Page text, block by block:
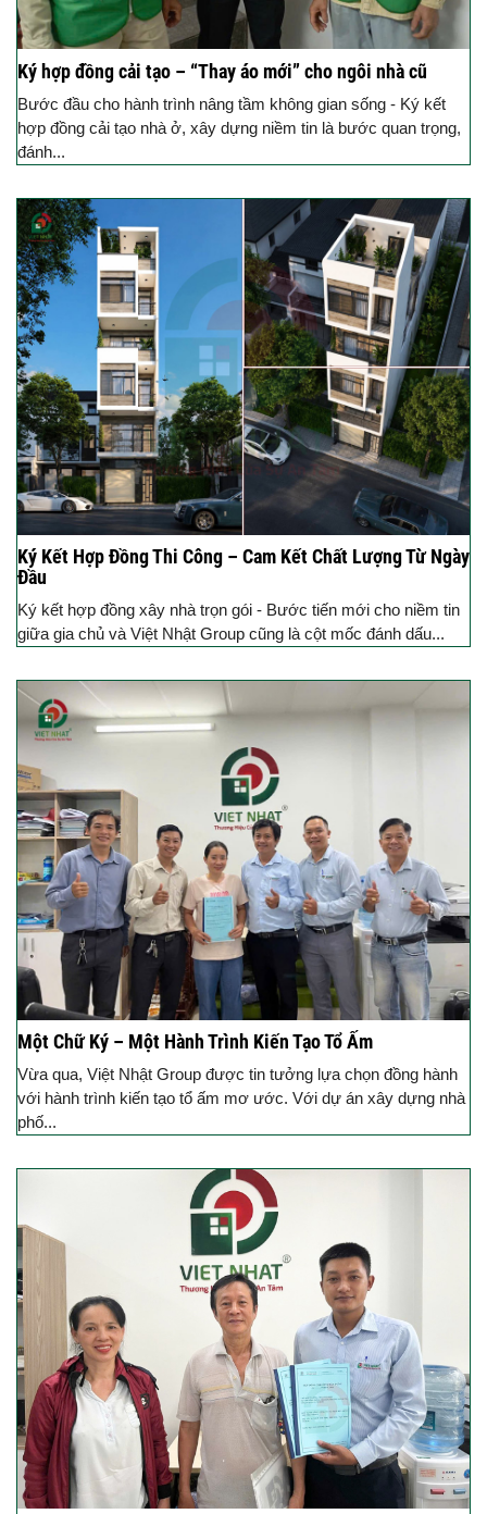
Ký hợp đồng cải tạo – “Thay áo mới” cho ngôi nhà cũ
Bước đầu cho hành trình nâng tầm không gian sống - Ký kết
hợp đồng cải tạo nhà ở, xây dựng niềm tin là bước quan trọng,
đánh...
Ký Kết Hợp Đồng Thi Công – Cam Kết Chất Lượng Từ Ngày
Đầu
Ký kết hợp đồng xây nhà trọn gói - Bước tiến mới cho niềm tin
giữa gia chủ và Việt Nhật Group cũng là cột mốc đánh dấu...
Một Chữ Ký – Một Hành Trình Kiến Tạo Tổ Ấm
Vừa qua, Việt Nhật Group được tin tưởng lựa chọn đồng hành
với hành trình kiến tạo tổ ấm mơ ước. Với dự án xây dựng nhà
phố...